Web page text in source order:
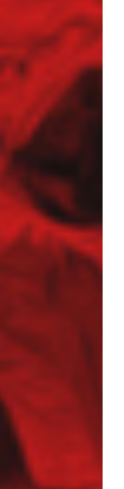
zboczy
gruntu
gruntu